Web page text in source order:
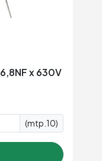
x 630V
(mtp.10)